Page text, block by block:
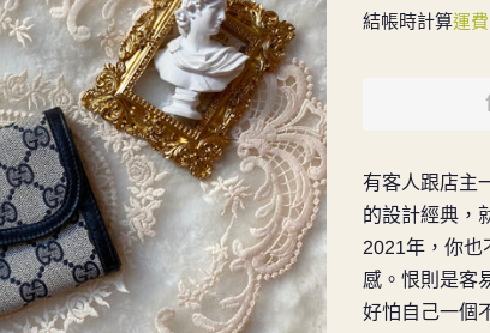
結帳時計算運費
有客人跟店主
的設計經典，
2021年，你也
感。恨則是客
好怕自己一個